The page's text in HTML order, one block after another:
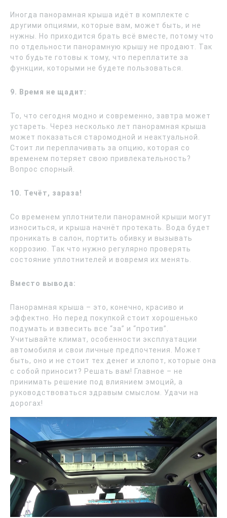
Иногда панорамная крыша идёт в комплекте с
другими опциями, которые вам, может быть, и не
нужны. Но приходится брать всё вместе, потому что
по отдельности панорамную крышу не продают. Так
что будьте готовы к тому, что переплатите за
функции, которыми не будете пользоваться.
9. Время не щадит:
То, что сегодня модно и современно, завтра может
устареть. Через несколько лет панорамная крыша
может показаться старомодной и неактуальной.
Стоит ли переплачивать за опцию, которая со
временем потеряет свою привлекательность?
Вопрос спорный.
10. Течёт, зараза!
Со временем уплотнители панорамной крыши могут
износиться, и крыша начнёт протекать. Вода будет
проникать в салон, портить обивку и вызывать
коррозию. Так что нужно регулярно проверять
состояние уплотнителей и вовремя их менять.
Вместо вывода:
Панорамная крыша – это, конечно, красиво и
эффектно. Но перед покупкой стоит хорошенько
подумать и взвесить все “за” и “против”.
Учитывайте климат, особенности эксплуатации
автомобиля и свои личные предпочтения. Может
быть, оно и не стоит тех денег и хлопот, которые она
с собой приносит? Решать вам! Главное – не
принимать решение под влиянием эмоций, а
руководствоваться здравым смыслом. Удачи на
дорогах!